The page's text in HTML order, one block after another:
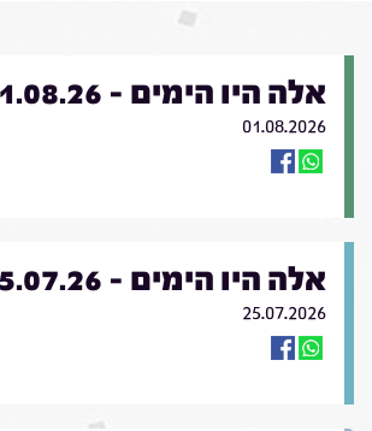
אלה היו הימים - 01.08.26
01.08.2026
אלה היו הימים - 25.07.26
25.07.2026